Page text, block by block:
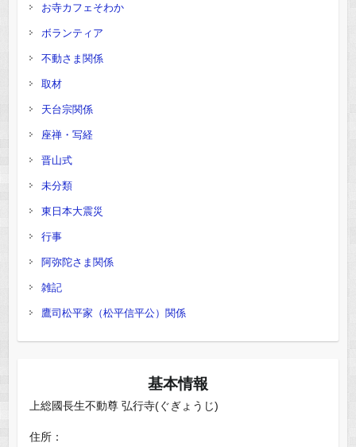
お寺カフェそわか
ボランティア
不動さま関係
取材
天台宗関係
座禅・写経
晋山式
未分類
東日本大震災
行事
阿弥陀さま関係
雑記
鷹司松平家（松平信平公）関係
基本情報
上総國長生不動尊 弘行寺(ぐぎょうじ)
住所：